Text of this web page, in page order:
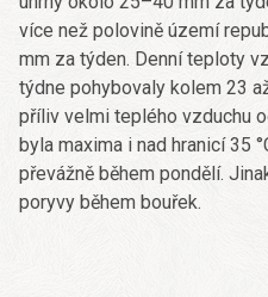
více než polovině území
mm za týden. Denní teploty
týdne pohybovaly kolem 23
příliv velmi teplého vzduchu
byla maxima i nad hranicí 35
převážně během pondělí.
poryvy během bouřek.